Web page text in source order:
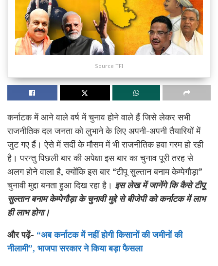
Source TFI
कर्नाटक में आने वाले वर्ष में चुनाव होने वाले हैं जिसे लेकर सभी
राजनीतिक दल जनता को लुभाने के लिए अपनी-अपनी तैयारियों में
जुट गए हैं। ऐसे में सर्दी के मौसम में भी राजनीतिक हवा गरम हो रही
है। परन्तु पिछली बार की अपेक्षा इस बार का चुनाव पूरी तरह से
अलग होने वाला है, क्योंकि इस बार “टीपू सुल्तान बनाम केम्पेगौड़ा”
चुनावी मुद्दा बनता हुआ दिख रहा है। इस लेख में जानेंगे कि कैसे टीपू
सुल्तान बनाम केम्पेगौड़ा के चुनावी मुद्दे से बीजेपी को कर्नाटक में लाभ
ही लाभ होगा।
और पढ़ें- “अब कर्नाटक में नहीं होगी किसानों की जमीनों की
नीलामी”, भाजपा सरकार ने किया बड़ा फैसला